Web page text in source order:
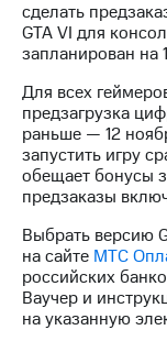
Контакты
спикера
и акционерам
сделать
GTA VI для
запланирован на
Для всех
предзагрузка
раньше — 12
запустить игру
обещает бонусы
предзаказы
Выбрать версию
на сайте МТС
российских
Ваучер и
на указанную